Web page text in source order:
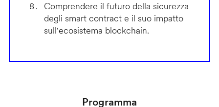
Comprendere il futuro della sicurezza
degli smart contract e il suo impatto
sull'ecosistema blockchain.
Programma